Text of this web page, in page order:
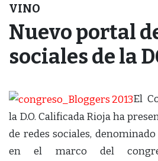
VINO
Nuevo portal
sociales de la
El
la D.O. Calificada Rioja ha
de redes sociales, denominado
en el marco del